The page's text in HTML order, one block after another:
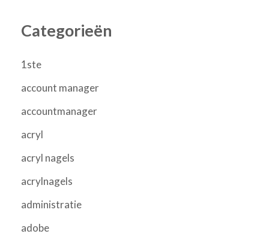
Categorieën
1ste
account manager
accountmanager
acryl
acryl nagels
acrylnagels
administratie
adobe